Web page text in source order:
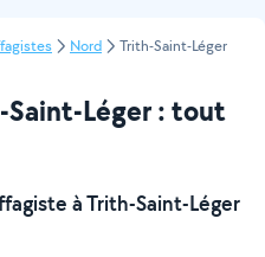
Nord Trith-Saint-Léger
Léger : tout
à Trith-Saint-Léger